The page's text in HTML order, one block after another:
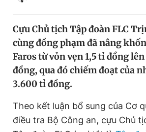
Video
Sản phẩm khác
Tiện ích Bạn cần
Cựu Chủ tịch Tập đoàn FLC
cùng đồng phạm đã nâng
Faros từ vỏn vẹn 1,5 tỉ đồng
đồng, qua đó chiếm đoạt của
3.600 tỉ đồng.
Theo kết luận bổ sung của Cơ
điều tra Bộ Công an, cựu Chủ